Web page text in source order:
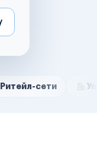
Управляющие